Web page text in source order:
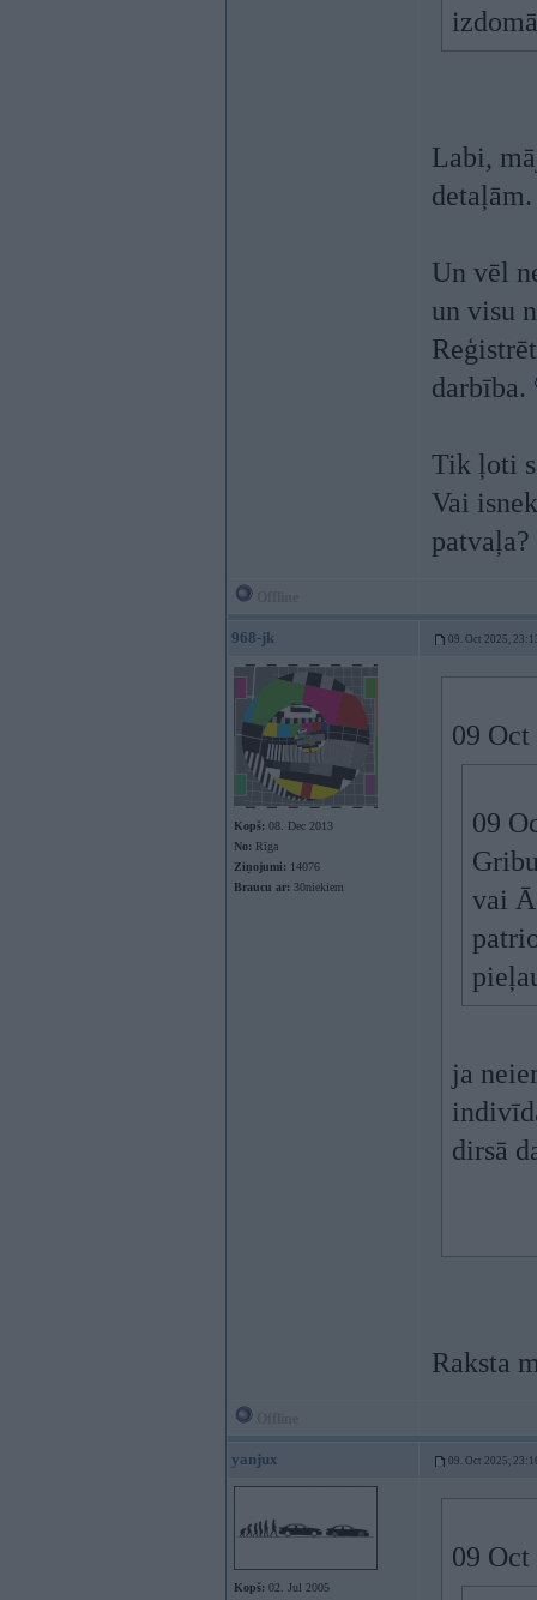
Labi,
Un vēl
un visu
darbība.
Tik ļoti
Vai
patvaļa?
968-jk 09. Oct 2025,
Kopš: 08. Dec 2013
No: Rīga
Ziņojumi: 14076
Braucu ar: 30niekiem
09
09
vai
ja
dirsā
Raksta
yanjux 09. Oct 2025,
Kopš: 02. Jul 2005
09